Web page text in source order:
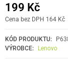
199 Kč
Cena bez DPH 164 Kč
KÓD PRODUKTU:
VÝROBCE:
Lenovo